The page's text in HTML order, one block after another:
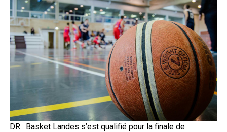
DR : Basket Landes s’est qualifié pour la finale de